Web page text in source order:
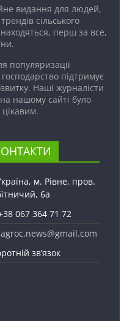
видання для людей,
сільського
перш за все,
популяризації
підтримує
Наші журналісти
нашому сайті було
м. Рівне, пров.
6а
067 364 71 72
agroc.news@gmail.com
зв’язок